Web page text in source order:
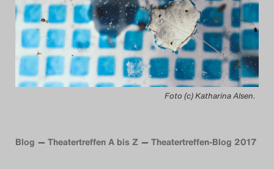
Das Theatertreffen-Blog
2014
Das Theatertreffen-Blog
Das Theatertreffen-Blog
Foto (c) Katharina Alsen.
Blog Theatertreffen A bis Z Theatertreffen-Blog 2017